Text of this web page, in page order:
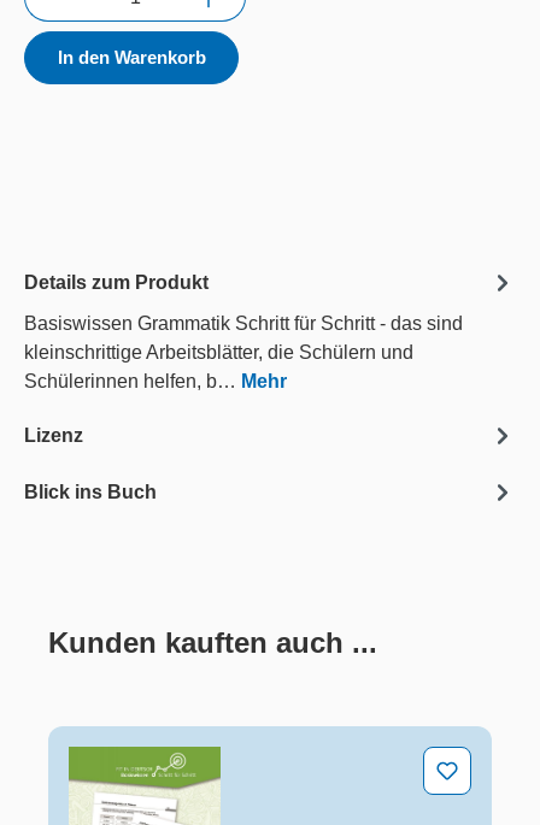
In den Warenkorb
Details zum Produkt
Basiswissen Grammatik Schritt für Schritt - das sind
kleinschrittige Arbeitsblätter, die Schülern und
Schülerinnen helfen, b… Mehr
Lizenz
Blick ins Buch
Produktgalerie überspringen
Kunden kauften auch ...
Wortarten: Nomen - Verben - Adjektive